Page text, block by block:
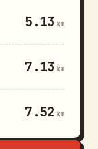
5.13 km
7.13 km
7.52 km